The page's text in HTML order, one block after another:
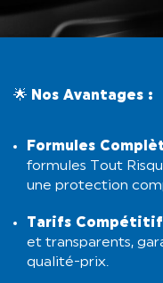
🌟 Nos Avantages :
Formules
formules Tout
une protection
Tarifs
et transparents,
qualité-prix.